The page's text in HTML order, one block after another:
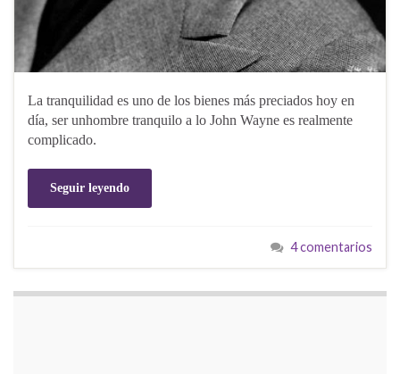
La tranquilidad es uno de los bienes más preciados hoy en
día, ser unhombre tranquilo a lo John Wayne es realmente
complicado.
Seguir leyendo
4 comentarios